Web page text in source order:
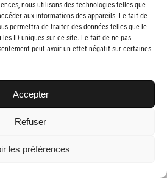
nous utilisons des technologies telles que
aux informations des appareils. Le fait de
permettra de traiter des données telles que le
ID uniques sur ce site. Le fait de ne pas
peut avoir un effet négatif sur certaines
Accepter
Refuser
les préférences
| Tous droits réservés | Conception web par
Delisoft